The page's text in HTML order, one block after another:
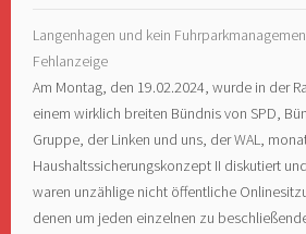
Langenhagen und kein
Fehlanzeige
Am Montag, den 19.02.2024, wurde in der
einem wirklich breiten Bündnis von SPD,
Gruppe, der Linken und uns, der WAL,
Haushaltssicherungskonzept II diskutiert
waren unzählige nicht öffentliche
denen um jeden einzelnen zu